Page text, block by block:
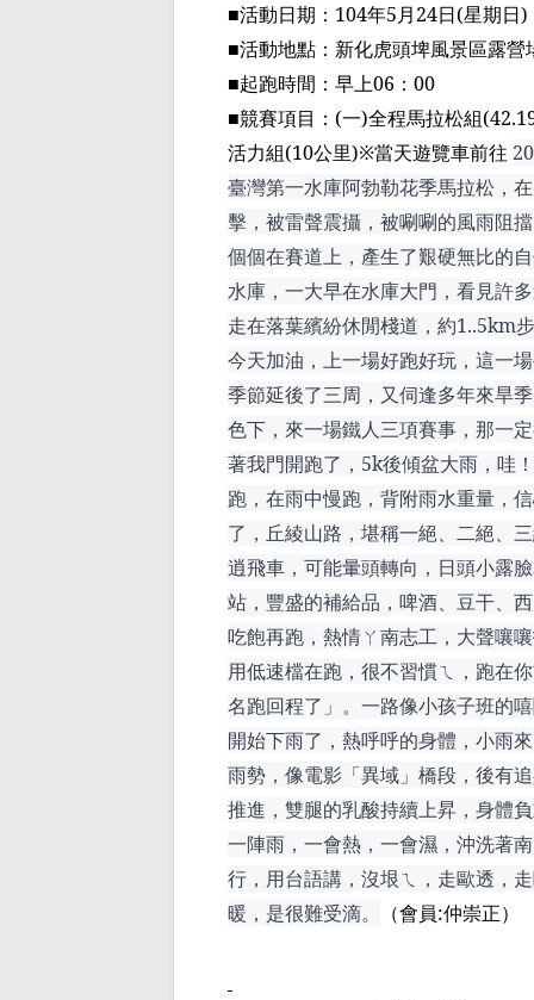
■活動日期： 104年5月24日(星期日)
■活動地點：新化虎頭埤風景區露營
■起跑時間：早上06 ： 00
■競賽項目： (一)全程馬拉松組
活力組(10公里)※當天遊覽車前往
臺灣第一水庫阿勃勒花季馬拉松，
擊，被雷聲震攝 ，被唰唰的風雨阻
個個在賽道上，產生了艱硬無比的
水庫 ，一大早在水庫大門，看見許
走在落葉繽紛休閒棧道，約1..5km
今天加油，上一場好跑好玩 ，這一
季節延後了三周， 又伺逢多年來旱
色下，來一場鐵人三項賽事，那一
著我門開跑了， 5k後傾盆大雨，哇！
跑，在雨中慢跑， 背附雨水重量，
了，丘綾山路，堪稱一絕、二絕、
逍飛車，可能暈頭轉向，日頭小露
站，豐盛的補給品，啤酒、豆干、
吃飽再跑，熱情ㄚ南志工，大聲嚷
用低速檔在跑，很不習慣ㄟ ，跑在
名跑回程了」。一路像小孩子班的
開始下雨了，熱呼呼的身體，小雨
雨勢，像電影「異域」橋段，後有
推進，雙腿的乳酸持續上昇，身體
一陣雨，一會熱，一會濕， 沖洗著
行，用台語講，沒垠ㄟ ， 走歐透 ，
暖，是很難受滴。
（會員:仲崇正）